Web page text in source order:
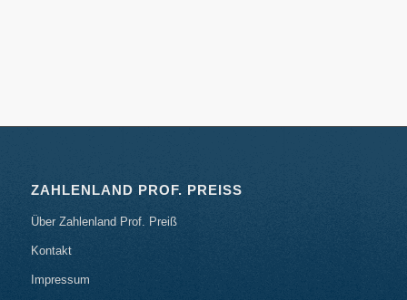
ZAHLENLAND PROF. PREISS
Über Zahlenland Prof. Preiß
Kontakt
Impressum